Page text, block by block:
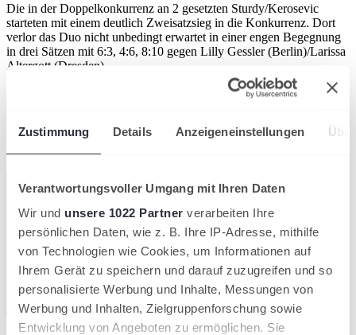
Zustimmung Details Anzeigeneinstellungen
Verantwortungsvoller Umgang mit Ihren Daten
Wir und unsere 1022 Partner verarbeiten Ihre
persönlichen Daten, wie z. B. Ihre IP-Adresse, mithilfe
von Technologien wie Cookies, um Informationen auf
Ihrem Gerät zu speichern und darauf zuzugreifen und so
personalisierte Werbung und Inhalte, Messungen von
Werbung und Inhalten, Zielgruppenforschung sowie
Entwicklung von Angeboten zu ermöglichen. Sie
Die in der Doppelkonkurrenz an 2 gesetzten Sturdy/Kerosevic
starteten mit einem deutlich Zweisatzsieg in die Konkurrenz. Dort
verlor das Duo nicht unbedingt erwartet in einer engen Begegnung
in drei Sätzen mit 6:3, 4:6, 8:10 gegen Lilly Gessler (Berlin)/Larissa
Altergott (Dresden).
Liteerski hatte an der Seite von Rica Biermann (Deutscher
(TF Wulfen), das topgesetzte Duo und spätere Titelträger, verloren.